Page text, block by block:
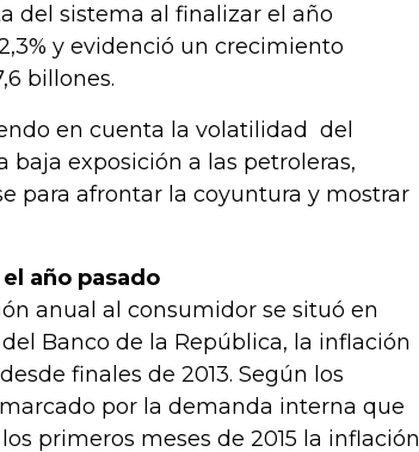
del sistema al finalizar el año
y evidenció un crecimiento
billones.
en cuenta la volatilidad del
exposición a las petroleras,
para afrontar la coyuntura y mostrar
año pasado
anual al consumidor se situó en
Banco de la República, la inflación
finales de 2013. Según los
por la demanda interna que
primeros meses de 2015 la inflación